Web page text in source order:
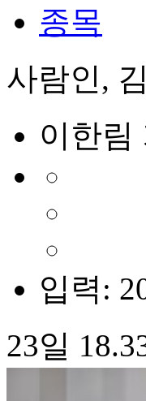
종목
사람인,
이한림
입력:
23일